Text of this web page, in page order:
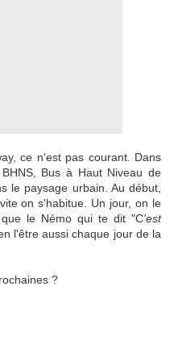
ce n'est pas courant. Dans
Bus à Haut Niveau de
le paysage urbain. Au début,
on s'habitue. Un jour, on le
le Némo qui te dit "C'est
l'être aussi chaque jour de la
?